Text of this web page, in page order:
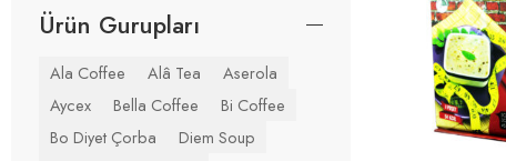
Ürün Gurupları
Ala Coffee Alâ Tea
Aserola
Aycex
Bella Coffee
Bi Coffee
Bo Diyet Çorba
Diem Soup